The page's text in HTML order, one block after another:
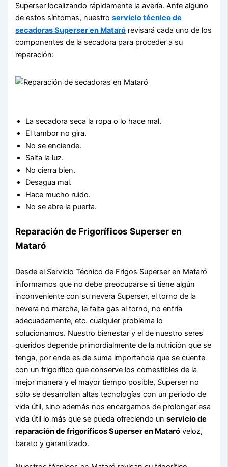
Superser localizando rápidamente la avería. Ante alguno
de estos síntomas, nuestroservicio técnico de
secadoras Superser en Mataró revisará cada uno de los
componentes de la secadora para proceder a su
reparación:
La secadora seca la ropa o lo hace mal.
El tambor no gira.
No se enciende.
Salta la luz.
No cierra bien.
Desagua mal.
Hace mucho ruido.
No se abre la puerta.
Reparación de Frigoríficos Superser en
Mataró
Desde el Servicio Técnico de Frigos Superser en Mataró
informamos que no debe preocuparse si tiene algún
inconveniente con su nevera Superser, el torno de la
nevera no marcha, le falta gas al torno, no enfría
adecuadamente, etc. cualquier problema lo
solucionamos. Nuestro bienestar y el de nuestro seres
queridos depende primordialmente de la nutrición que se
tenga, por ende es de suma importancia que se cuente
con un frigorífico que conserve los comestibles de la
mejor manera y el mayor tiempo posible, Superser no
sólo se desarrollan altas tecnologías con un periodo de
vida útil, sino además nos encargamos de prolongar esa
vida útil lo más que se pueda ofreciendo unservicio de
reparación de frigoríficos Superser en Mataró veloz,
barato y garantizado.